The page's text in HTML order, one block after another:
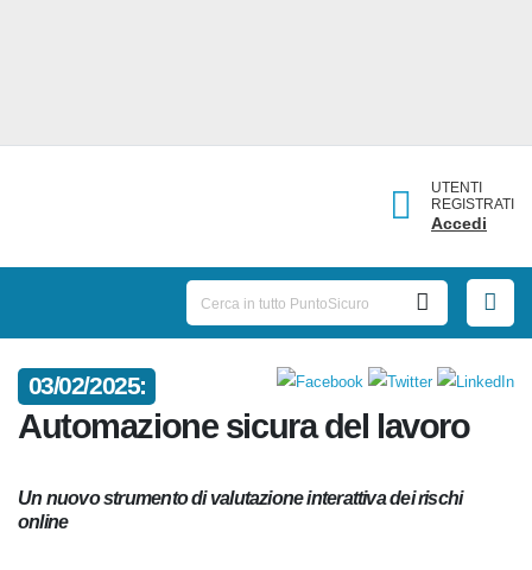
UTENTI
REGISTRATI
Accedi
03/02/2025:
Automazione sicura del lavoro
Un nuovo strumento di valutazione interattiva dei rischi
online